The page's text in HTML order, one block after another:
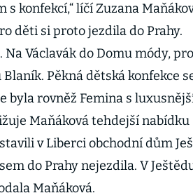
konfekcí,“ líčí Zuzana
děti si proto jezdila do Prahy.
Václavák do Domu módy, pro
Pěkná dětská konfekce
byla rovněž Femina s
Maňáková tehdejší nabídku
v Liberci obchodní dům
do Prahy nejezdila. V
Maňáková.